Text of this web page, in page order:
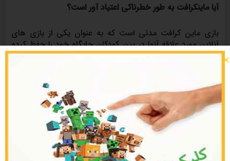
آیا ماینکرافت به طور خطرناکی اعتیاد آور است؟
بازی ماین کرافت مدتی است که به عنوان یکی از بازی های
آنلاین مورد علاقه آنها در بین کودکان جایگاه خود را حفظ کرده
است. اگرچه بازی به اندازه Roblox خطرناک نیست، اما بسیار
پیشنهاد می کنیم مقاله کتاب ماینکرافت فارسی رایگان
مشاهده کنید.
ماینکرافت برای چه سنی مناسب است؟